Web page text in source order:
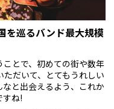
を巡るバンド最大規模
ことで、初めての街や数年
だいて、とてもうれしい
なと出会えるよう、これか
すね!